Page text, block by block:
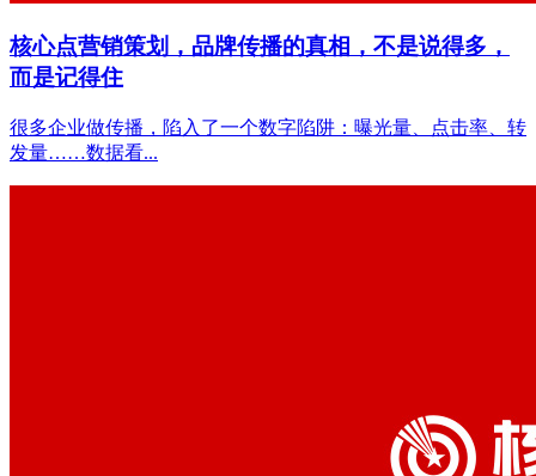
核心点营销策划，品牌传播的真相，不是说得多，
而是记得住
很多企业做传播，陷入了一个数字陷阱：曝光量、点击率、转
发量……数据看...